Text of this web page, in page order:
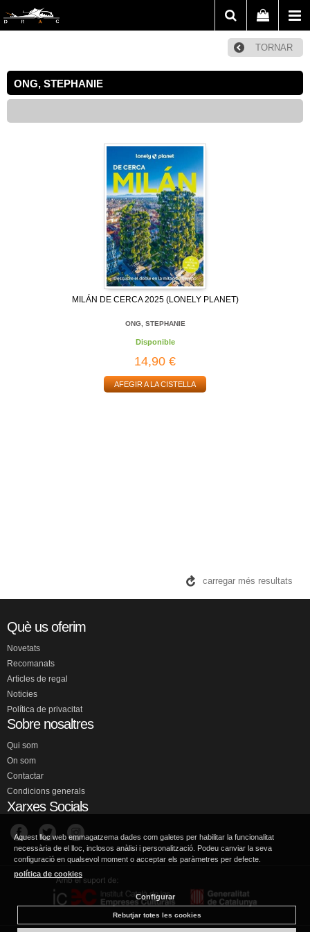
TORNAR
ONG, STEPHANIE
MILÁN DE CERCA 2025 (LONELY PLANET)
ONG, STEPHANIE
Disponible
14,90 €
AFEGIR A LA CISTELLA
carregar més resultats
Què us oferim
Novetats
Recomanats
Articles de regal
Noticies
Política de privacitat
Sobre nosaltres
Qui som
On som
Contactar
Condicions generals
Xarxes Socials
Aquest lloc web emmagatzema dades com galetes per habilitar la funcionalitat
necessària de el lloc, inclosos anàlisi i personalització. Podeu canviar la seva
configuració en qualsevol moment o acceptar els paràmetres per defecte.
política de cookies
Configurar
Rebutjar totes les cookies